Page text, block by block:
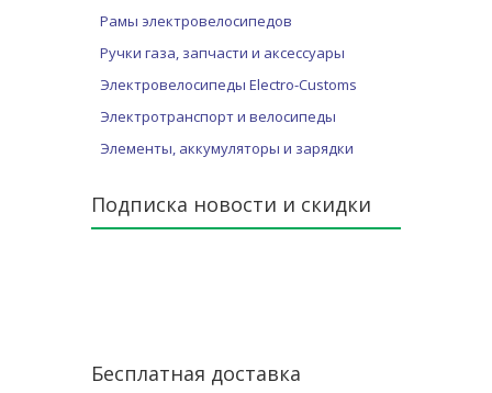
Рамы электровелосипедов
Ручки газа, запчасти и аксессуары
Электровелосипеды Electro-Customs
Электротранспорт и велосипеды
Элементы, аккумуляторы и зарядки
Подписка новости и скидки
Бесплатная доставка